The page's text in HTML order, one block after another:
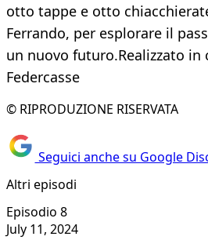
otto tappe e otto
Ferrando, per esplorare il
un nuovo futuro.Realizzato in
Federcasse
© RIPRODUZIONE RISERVATA
Seguici anche su Google
Altri episodi
Episodio 8
July 11, 2024